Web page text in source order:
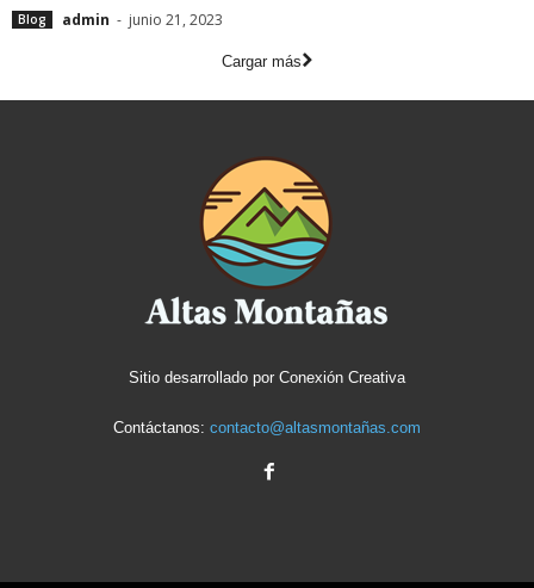
Blog admin - junio 21, 2023
Cargar más
Sitio desarrollado por Conexión Creativa
Contáctanos: contacto@altasmontañas.com